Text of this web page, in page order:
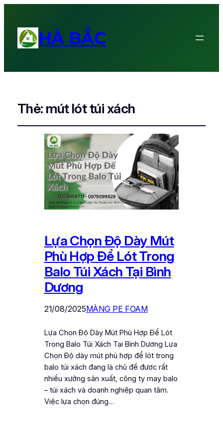
HÀ BẮC
Thẻ: mút lót túi xách
Lựa Chọn Độ Dày Mút
Phù Hợp Để Lót Trong
Balo Túi Xách Tại Bình
Dương
21/08/2025MÀNG PE FOAM
Lựa Chọn Độ Dày Mút Phù Hợp Để Lót
Trong Balo Túi Xách Tại Bình Dương Lựa
Chọn Độ dày mút phù hợp để lót trong
balo túi xách đang là chủ đề được rất
nhiều xưởng sản xuất, công ty may balo
– túi xách và doanh nghiệp quan tâm.
Việc lựa chọn đúng…